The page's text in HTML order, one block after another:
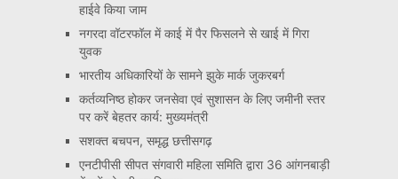
हाईवे किया जाम
नगरदा वॉटरफॉल में काई में पैर फिसलने से खाई में गिरा
युवक
भारतीय अधिकारियों के सामने झुके मार्क जुकरबर्ग
कर्तव्यनिष्ठ होकर जनसेवा एवं सुशासन के लिए जमीनी स्तर
पर करें बेहतर कार्य: मुख्यमंत्री
सशक्त बचपन, समृद्ध छत्तीसगढ़
एनटीपीसी सीपत संगवारी महिला समिति द्वारा 36 आंगनबाड़ी